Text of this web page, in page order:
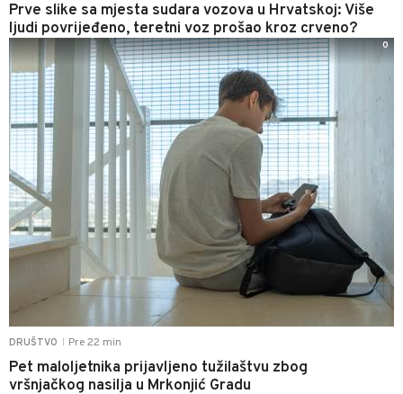
Prve slike sa mjesta sudara vozova u Hrvatskoj: Više
ljudi povrijeđeno, teretni voz prošao kroz crveno?
DRUŠTVO Pre 22 min
Pet maloljetnika prijavljeno tužilaštvu zbog
vršnjačkog nasilja u Mrkonjić Gradu
0